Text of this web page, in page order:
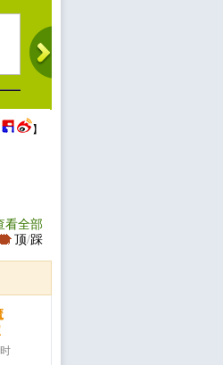
】
看全部
顶/踩